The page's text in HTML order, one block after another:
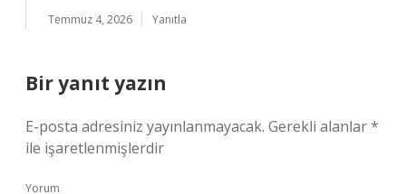
Temmuz 4, 2026 Yanıtla
Bir yanıt yazın
E-posta adresiniz yayınlanmayacak. Gerekli alanlar*
ile işaretlenmişlerdir
Yorum